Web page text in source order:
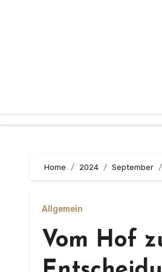
Home 2024 September
Allgemein
Vom Hof